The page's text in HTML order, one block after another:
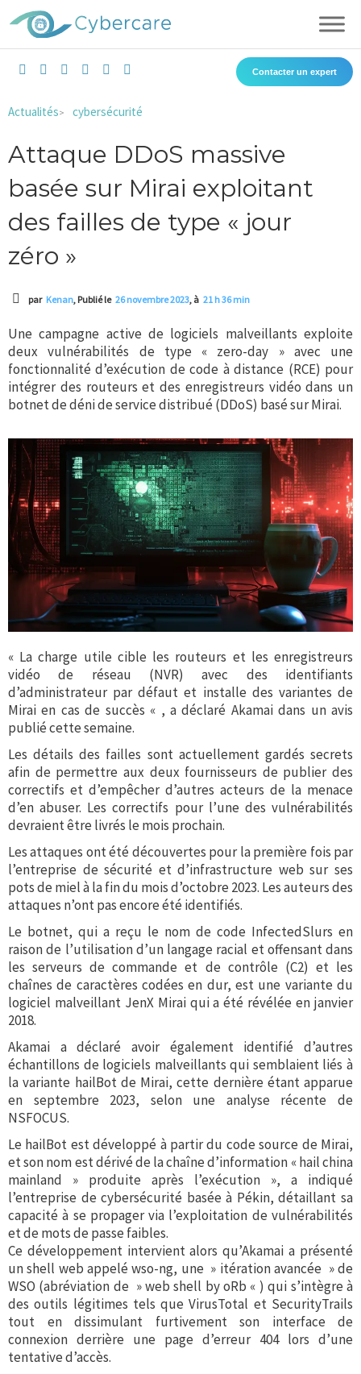
au
contenu
L
k
e
n
I
t
a
r
a
F
o
k
T
t
o
X
w
i
e
Y
t
u
e
Contacter un expert
Actualités> cybersécurité
Attaque DDoS massive
basée sur Mirai exploitant
des failles de type « jour
zéro »
par Kenan, Publié le 26 novembre 2023, à 21 h 36 min
Une campagne active de logiciels malveillants exploite
deux vulnérabilités de type « zero-day » avec une
fonctionnalité d’exécution de code à distance (RCE) pour
intégrer des routeurs et des enregistreurs vidéo dans un
botnet de déni de service distribué (DDoS) basé sur Mirai.
« La charge utile cible les routeurs et les enregistreurs
vidéo de réseau (NVR) avec des identifiants
d’administrateur par défaut et installe des variantes de
Mirai en cas de succès « , a déclaré Akamai dans un avis
publié cette semaine.
Les détails des failles sont actuellement gardés secrets
afin de permettre aux deux fournisseurs de publier des
correctifs et d’empêcher d’autres acteurs de la menace
d’en abuser. Les correctifs pour l’une des vulnérabilités
devraient être livrés le mois prochain.
Les attaques ont été découvertes pour la première fois par
l’entreprise de sécurité et d’infrastructure web sur ses
pots de miel à la fin du mois d’octobre 2023. Les auteurs des
attaques n’ont pas encore été identifiés.
Le botnet, qui a reçu le nom de code InfectedSlurs en
raison de l’utilisation d’un langage racial et offensant dans
les serveurs de commande et de contrôle (C2) et les
chaînes de caractères codées en dur, est une variante du
logiciel malveillant JenX Mirai qui a été révélée en janvier
2018.
Akamai a déclaré avoir également identifié d’autres
échantillons de logiciels malveillants qui semblaient liés à
la variante hailBot de Mirai, cette dernière étant apparue
en septembre 2023, selon une analyse récente de
NSFOCUS.
Le hailBot est développé à partir du code source de Mirai,
et son nom est dérivé de la chaîne d’information « hail china
mainland » produite après l’exécution », a indiqué
l’entreprise de cybersécurité basée à Pékin, détaillant sa
capacité à se propager via l’exploitation de vulnérabilités
et de mots de passe faibles.
Ce développement intervient alors qu’Akamai a présenté
un shell web appelé wso-ng, une » itération avancée » de
WSO (abréviation de » web shell by oRb « ) qui s’intègre à
des outils légitimes tels que VirusTotal et SecurityTrails
tout en dissimulant furtivement son interface de
connexion derrière une page d’erreur 404 lors d’une
tentative d’accès.